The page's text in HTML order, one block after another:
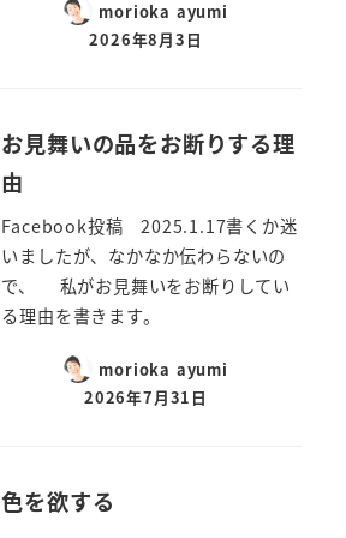
morioka ayumi
2026年8月3日
お見舞いの品をお断りする理
由
Facebook投稿 2025.1.17書くか迷
いましたが、なかなか伝わらないの
で、 私がお見舞いをお断りしてい
る理由を書きます。
morioka ayumi
2026年7月31日
色を欲する